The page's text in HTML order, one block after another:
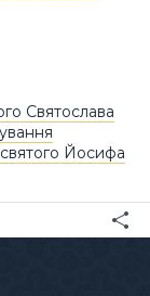
Святослава
Йосифа